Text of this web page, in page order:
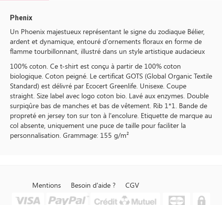
Phenix
Un Phoenix majestueux représentant le signe du zodiaque Bélier,
ardent et dynamique, entouré d'ornements floraux en forme de
flamme tourbillonnant, illustré dans un style artistique audacieux
100% coton. Ce t-shirt est conçu à partir de 100% coton
biologique. Coton peigné. Le certificat GOTS (Global Organic Textile
Standard) est délivré par Ecocert Greenlife. Unisexe. Coupe
straight. Size label avec logo coton bio. Lavé aux enzymes. Double
surpiqûre bas de manches et bas de vêtement. Rib 1*1. Bande de
propreté en jersey ton sur ton à l'encolure. Etiquette de marque au
col absente, uniquement une puce de taille pour faciliter la
personnalisation. Grammage: 155 g/m²
Mentions Besoin d'aide ? CGV